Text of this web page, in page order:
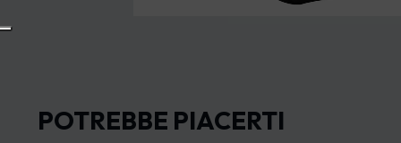
POTREBBE PIACERTI